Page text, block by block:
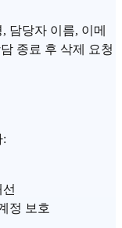
담당자 이름, 이메
종료 후 삭제 요청
:
정 보호